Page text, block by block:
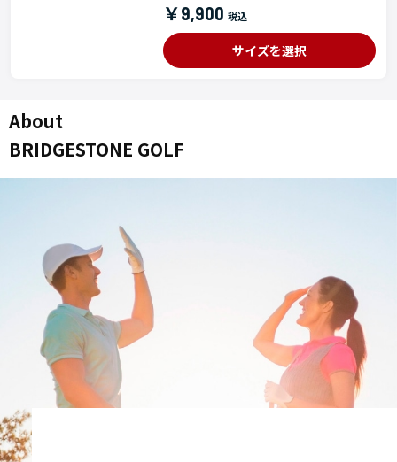
￥9,900
サイズを選択
About
BRIDGESTONE GOLF